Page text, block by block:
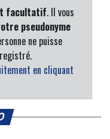
facultatif. Il vous
pseudonyme
ne puisse
en cliquant